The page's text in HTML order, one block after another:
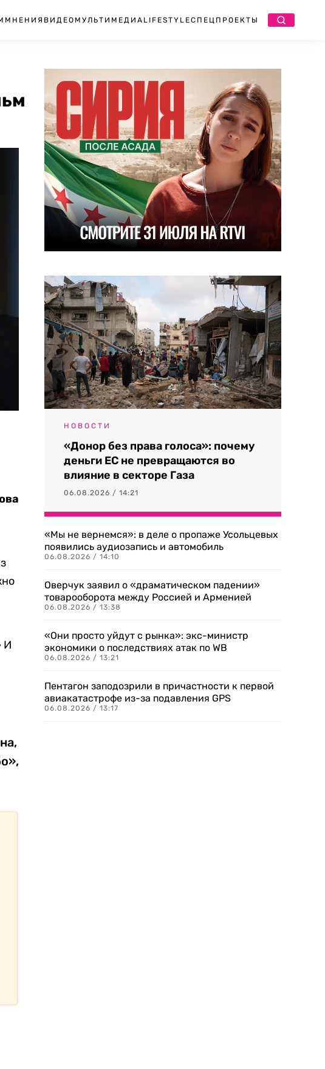
МНЕНИЯ ВИДЕО МУЛЬТИМЕДИА LIFESTYLEСПЕЦПРОЕКТЫ
И
НОВОСТИ
«Донор без права голоса»: почему
деньги ЕС не превращаются во
влияние в секторе Газа
06.08.2026 / 14:21
«Мы не вернемся»: в деле о пропаже Усольцевых
появились аудиозапись и автомобиль
06.08.2026 / 14:10
Оверчук заявил о «драматическом падении»
товарооборота между Россией и Арменией
06.08.2026 / 13:38
«Они просто уйдут с рынка»: экс-министр
экономики о последствиях атак по WB
06.08.2026 / 13:21
Пентагон заподозрили в причастности к первой
авиакатастрофе из-за подавления GPS
06.08.2026 / 13:17